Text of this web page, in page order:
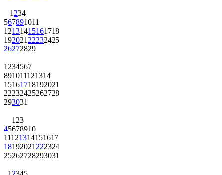
1 234
567891011
12131415161718
192021 22232425
26272829
1 234567
891011121314
15161718192021
22232425262728
293031
1 23
45678910
11121314151617
18192021 222324
25262728293031
1 2345